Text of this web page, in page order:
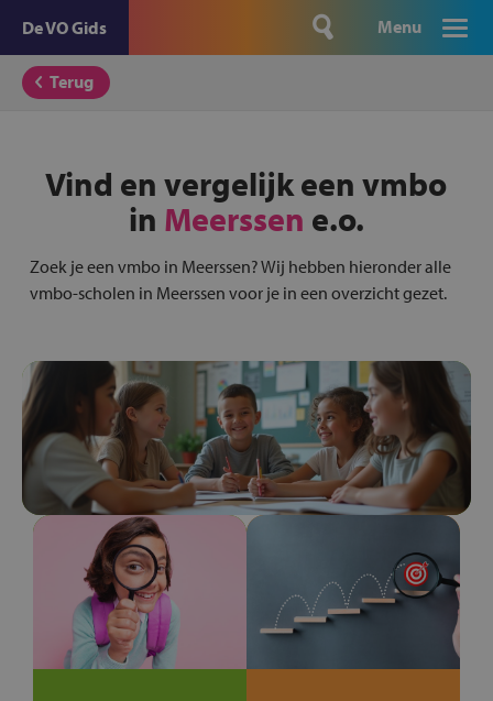
De VO Gids Menu
Terug
Vind en vergelijk een vmbo
in Meerssen e.o.
Zoek je een vmbo in Meerssen? Wij hebben hieronder alle
vmbo-scholen in Meerssen voor je in een overzicht gezet.